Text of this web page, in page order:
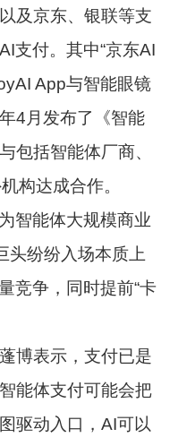
京东、银联等支
支付。其中“京东AI
App与智能眼镜
4月发布了《智能
包括智能体厂商、
构达成合作。
能体大规模商业
头纷纷入场本质上
竞争，同时提前“卡
表示，支付已是
能体支付可能会把
驱动入口，AI可以